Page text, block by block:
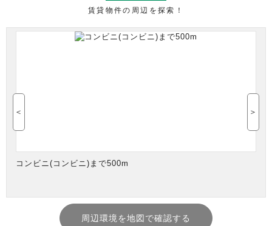
賃貸物件の周辺を探索！
コンビニ(コンビニ)まで500m
＜ ＞
周辺環境を地図で確認する